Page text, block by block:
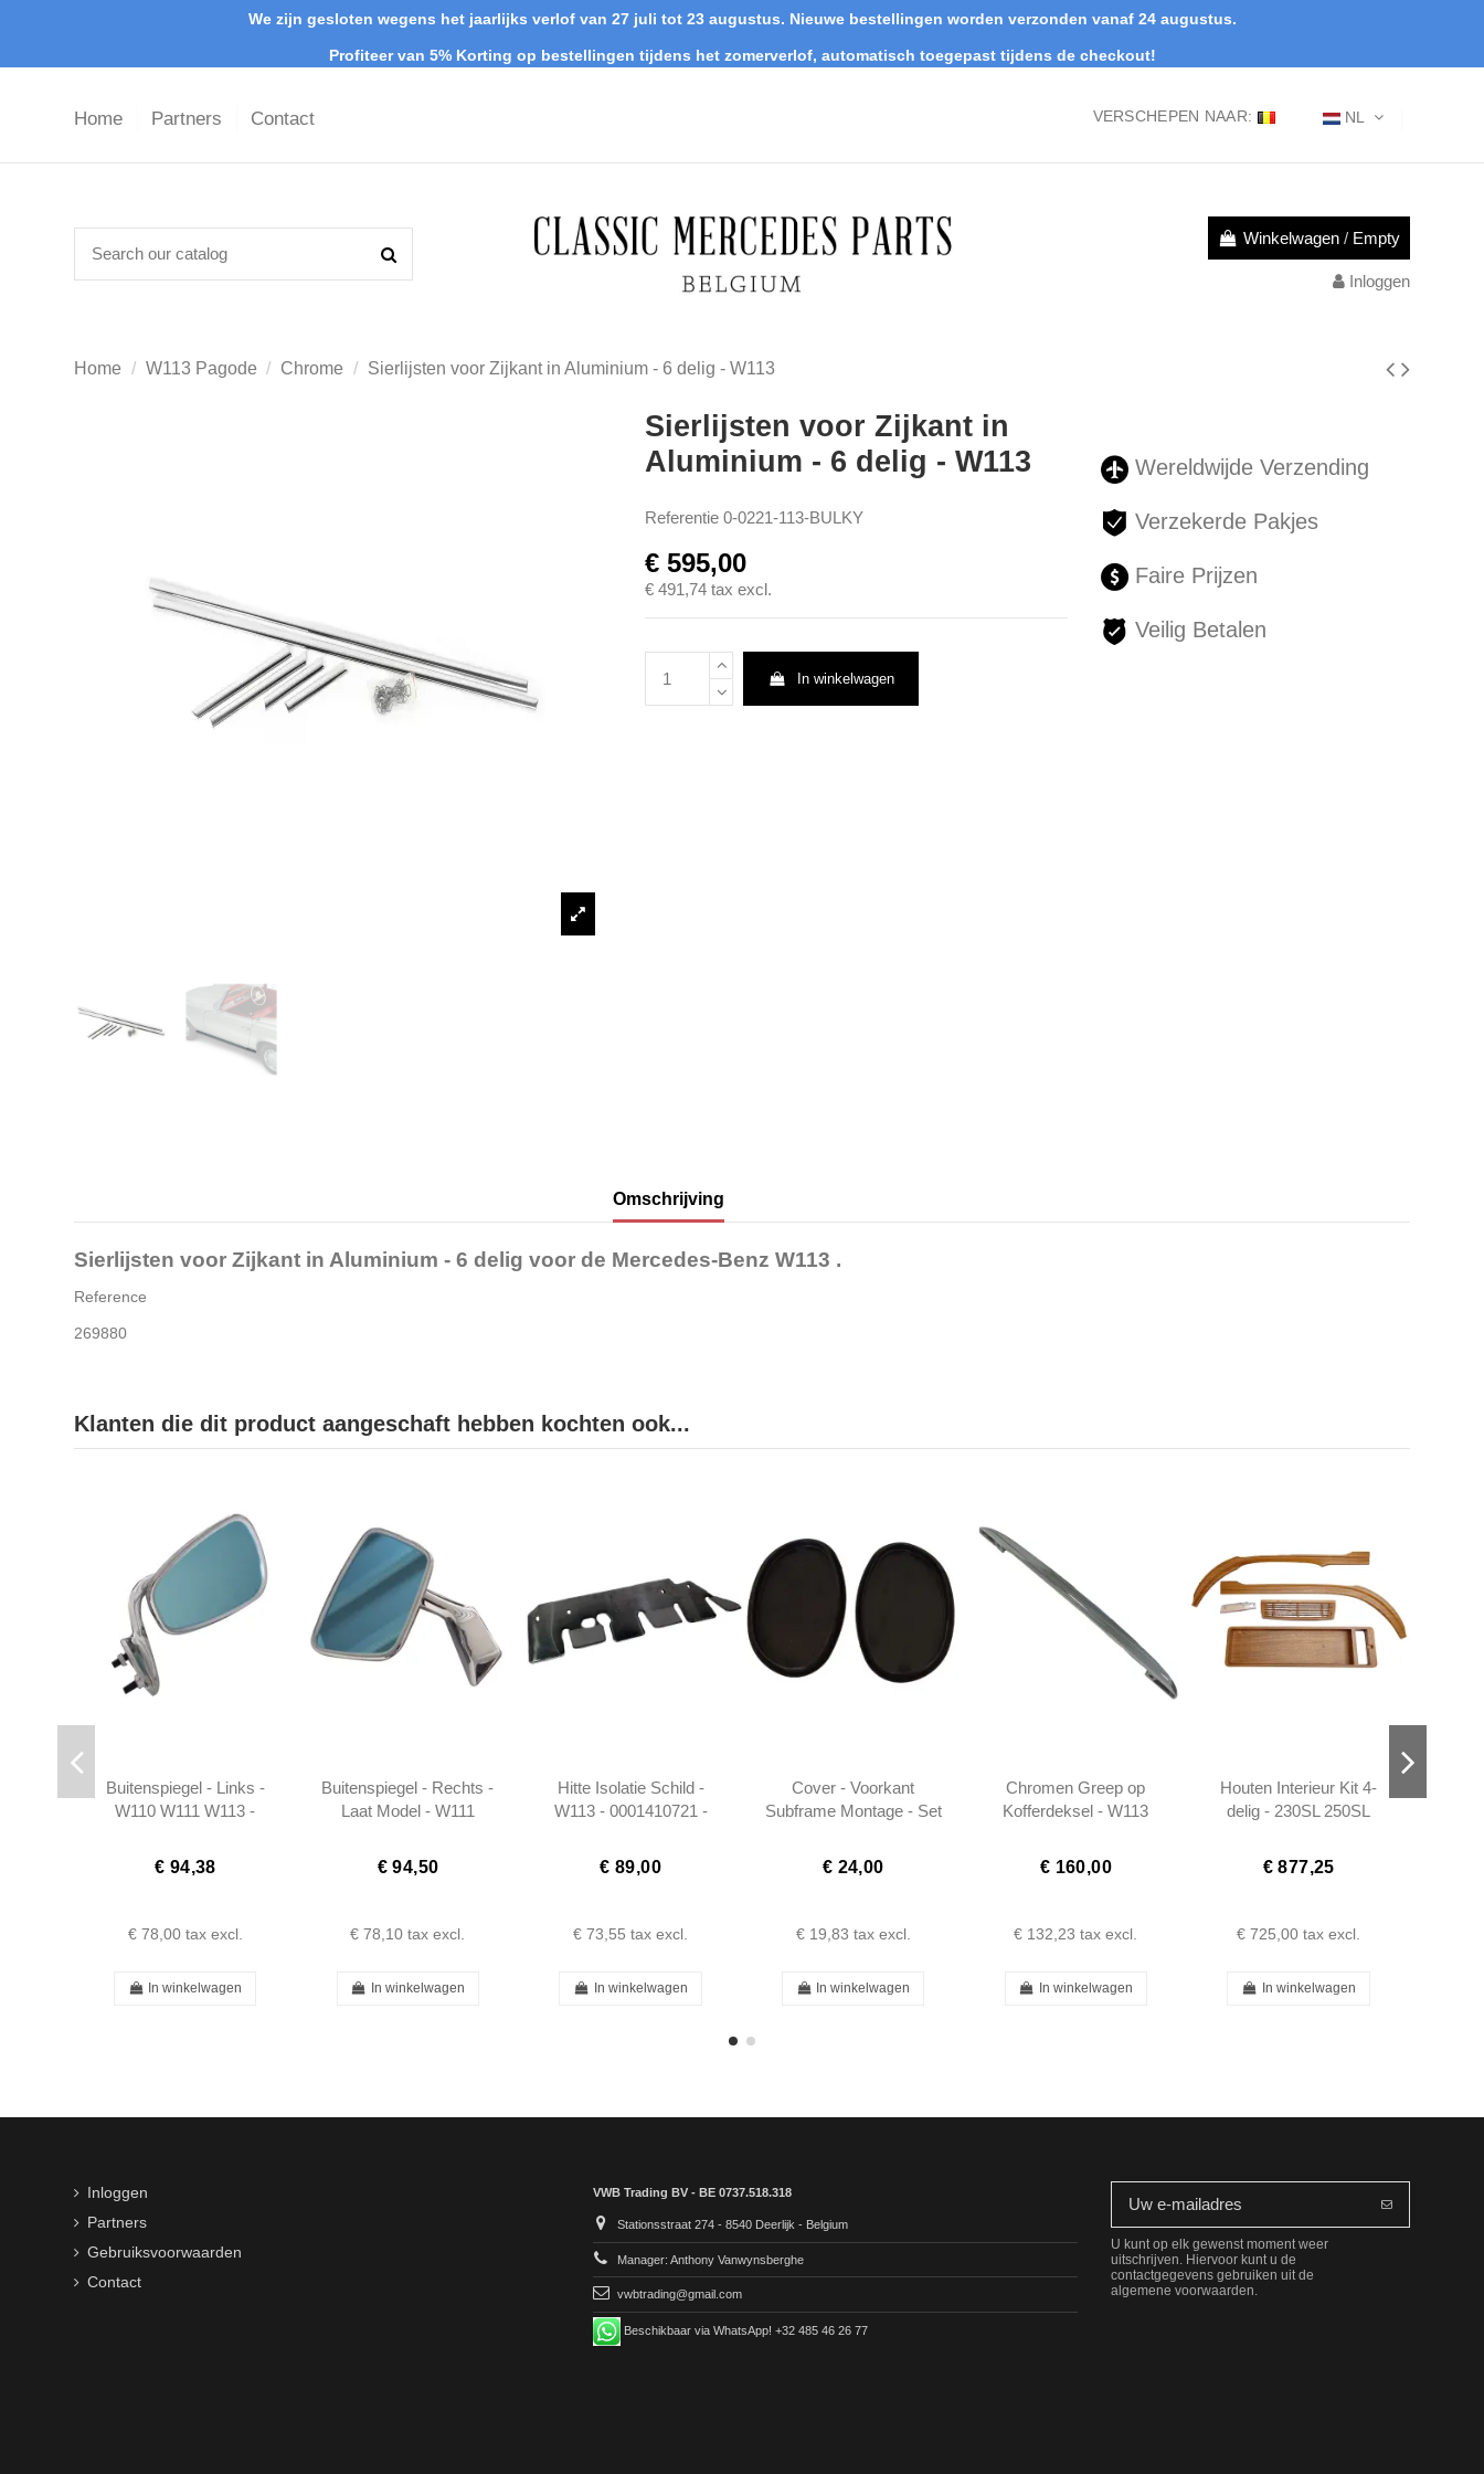
We zijn gesloten wegens het jaarlijks verlof van 27 juli tot 23 augustus. Nieuwe bestellingen worden verzonden vanaf 24 augustus.
Profiteer van 5% Korting op bestellingen tijdens het zomerverlof, automatisch toegepast tijdens de checkout!
Home Partners Contact NL
VERSCHEPEN NAAR:
Winkelwagen / Empty
Inloggen
Home W113 Pagode Chrome Sierlijsten voor Zijkant in Aluminium - 6 delig - W113
Sierlijsten voor Zijkant in
Aluminium - 6 delig - W113
Referentie 0-0221-113-BULKY
€ 595,00
€ 491,74 tax excl.
In winkelwagen
Wereldwijde Verzending
Verzekerde Pakjes
Faire Prijzen
Veilig Betalen
Omschrijving
Sierlijsten voor Zijkant in Aluminium - 6 delig voor de Mercedes-Benz W113 .
Reference
269880
Klanten die dit product aangeschaft hebben kochten ook...
Buitenspiegel - Links -
W110 W111 W113 -
€ 94,38
€ 78,00 tax excl.
In winkelwagen
Buitenspiegel - Rechts -
Laat Model - W111
€ 94,50
€ 78,10 tax excl.
In winkelwagen
Hitte Isolatie Schild -
W113 - 0001410721 -
1301410021
€ 89,00
€ 73,55 tax excl.
In winkelwagen
Cover - Voorkant
Subframe Montage - Set
1106830010
€ 24,00
€ 19,83 tax excl.
In winkelwagen
Chromen Greep op
Kofferdeksel - W113
€ 160,00
€ 132,23 tax excl.
In winkelwagen
Houten Interieur Kit 4-
delig - 230SL 250SL
1136700151
€ 877,25
€ 725,00 tax excl.
In winkelwagen
Inloggen
Partners
Gebruiksvoorwaarden
Contact
VWB Trading BV - BE 0737.518.318
Stationsstraat 274 - 8540 Deerlijk - Belgium
Manager: Anthony Vanwynsberghe
vwbtrading@gmail.com
Beschikbaar via WhatsApp! +32 485 46 26 77
U kunt op elk gewenst moment weer
uitschrijven. Hiervoor kunt u de
contactgegevens gebruiken uit de
algemene voorwaarden.